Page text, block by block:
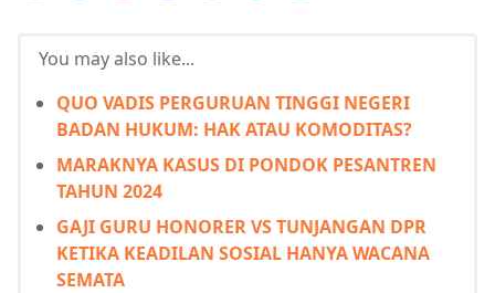
You may also like...
QUO VADIS PERGURUAN TINGGI NEGERI
BADAN HUKUM: HAK ATAU KOMODITAS?
MARAKNYA KASUS DI PONDOK PESANTREN
TAHUN 2024
GAJI GURU HONORER VS TUNJANGAN DPR
KETIKA KEADILAN SOSIAL HANYA WACANA
SEMATA